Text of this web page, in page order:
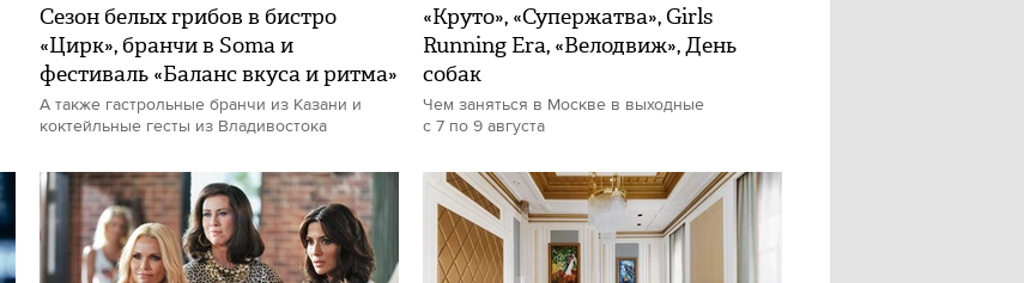
Сезон белых грибов в бистро
«Цирк», бранчи в Soma и
фестиваль «Баланс вкуса и ритма»
А также гастрольные бранчи из Казани и
коктейльные гесты из Владивостока
«Круто», «Супержатва», Girls
Running Era, «Велодвиж», День
собак
Чем заняться в Москве в выходные
с 7 по 9 августа